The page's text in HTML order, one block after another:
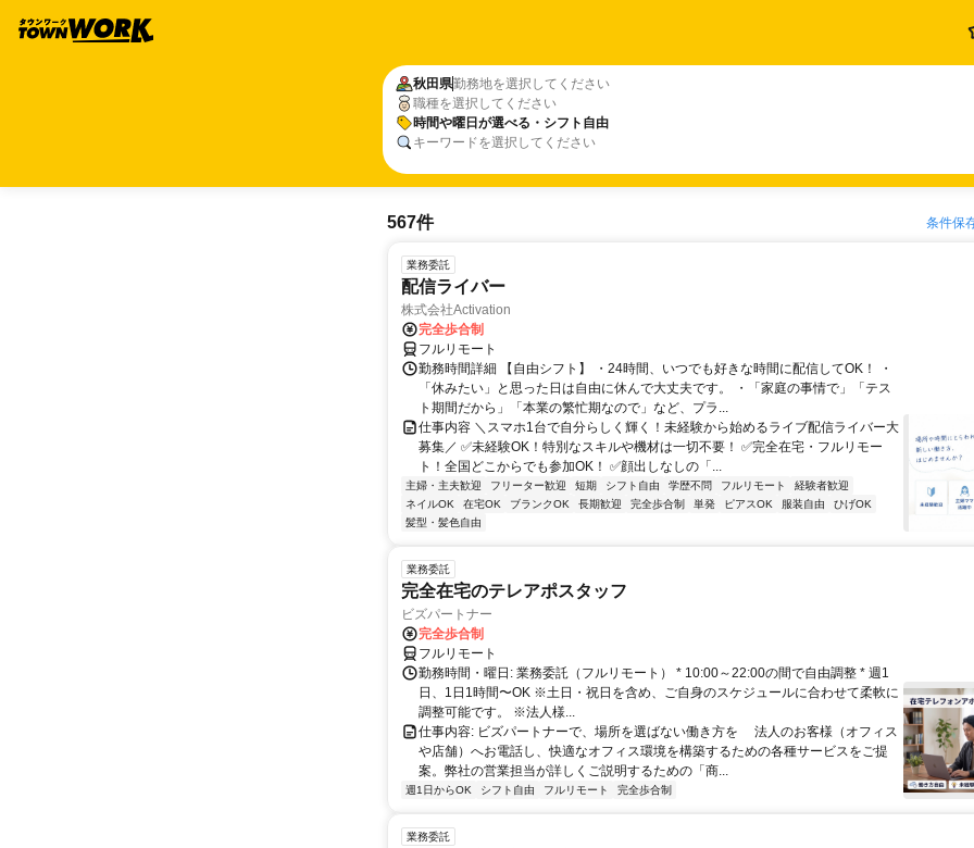
秋田県勤務地を選択してください
職種を選択してください
時間や曜日が選べる・シフト自由
キーワードを選択してください
567件 条件保
業務委託
配信ライバー
株式会社Activation
完全歩合制
フルリモート
勤務時間詳細 【自由シフト】 ・24時間、いつでも好きな時間に配信してOK！ ・
「休みたい」と思った日は自由に休んで大丈夫です。 ・「家庭の事情で」「テス
ト期間だから」「本業の繁忙期なので」など、プラ...
仕事内容 ＼スマホ1台で自分らしく輝く！未経験から始めるライブ配信ライバー大
募集／ ✅未経験OK！特別なスキルや機材は一切不要！ ✅完全在宅・フルリモー
ト！全国どこからでも参加OK！ ✅顔出しなしの「...
主婦・主夫歓迎 フリーター歓迎 短期 シフト自由 学歴不問 フルリモート
経験者歓迎
ネイルOK
在宅OK ブランクOK 長期歓迎 完全歩合制 単発 ピアスOK 服装自由
ひげOK
髪型・髪色自由
業務委託
完全在宅のテレアポスタッフ
ビズパートナー
完全歩合制
フルリモート
勤務時間・曜日: 業務委託（フルリモート） * 10:00～22:00の間で自由調整 * 週1
日、1日1時間〜OK ※土日・祝日を含め、ご自身のスケジュールに合わせて柔軟に
調整可能です。 ※法人様...
仕事内容: ビズパートナーで、場所を選ばない働き方を 法人のお客様（オフィス
や店舗）へお電話し、快適なオフィス環境を構築するための各種サービスをご提
案。弊社の営業担当が詳しくご説明するための「商...
週1日からOK シフト自由 フルリモート 完全歩合制
業務委託